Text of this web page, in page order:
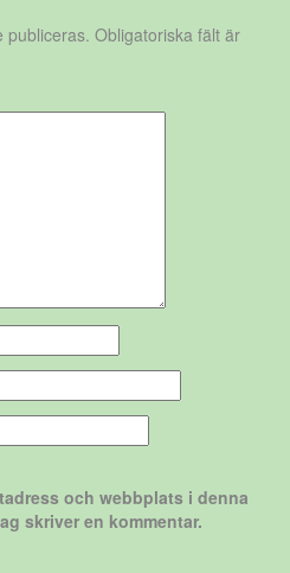
publiceras. Obligatoriska fält är
och webbplats i denna
skriver en kommentar.